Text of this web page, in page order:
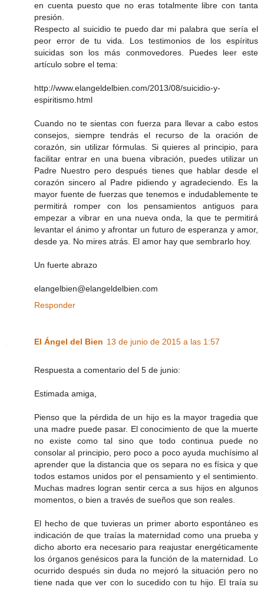
en cuenta puesto que no eras totalmente libre con tanta
presión.
Respecto al suicidio te puedo dar mi palabra que sería el
peor error de tu vida. Los testimonios de los espíritus
suicidas son los más conmovedores. Puedes leer este
artículo sobre el tema:
http://www.elangeldelbien.com/2013/08/suicidio-y-
espiritismo.html
Cuando no te sientas con fuerza para llevar a cabo estos
consejos, siempre tendrás el recurso de la oración de
corazón, sin utilizar fórmulas. Si quieres al principio, para
facilitar entrar en una buena vibración, puedes utilizar un
Padre Nuestro pero después tienes que hablar desde el
corazón sincero al Padre pidiendo y agradeciendo. Es la
mayor fuente de fuerzas que tenemos e indudablemente te
permitirá romper con los pensamientos antiguos para
empezar a vibrar en una nueva onda, la que te permitirá
levantar el ánimo y afrontar un futuro de esperanza y amor,
desde ya. No mires atrás. El amor hay que sembrarlo hoy.
Un fuerte abrazo
elangelbien@elangeldelbien.com
Responder
El Ángel del Bien 13 de junio de 2015 a las 1:57
Respuesta a comentario del 5 de junio:
Estimada amiga,
Pienso que la pérdida de un hijo es la mayor tragedia que
una madre puede pasar. El conocimiento de que la muerte
no existe como tal sino que todo continua puede no
consolar al principio, pero poco a poco ayuda muchísimo al
aprender que la distancia que os separa no es física y que
todos estamos unidos por el pensamiento y el sentimiento.
Muchas madres logran sentir cerca a sus hijos en algunos
momentos, o bien a través de sueños que son reales.
El hecho de que tuvieras un primer aborto espontáneo es
indicación de que traías la maternidad como una prueba y
dicho aborto era necesario para reajustar energéticamente
los órganos genésicos para la función de la maternidad. Lo
ocurrido después sin duda no mejoró la situación pero no
tiene nada que ver con lo sucedido con tu hijo. El traía su